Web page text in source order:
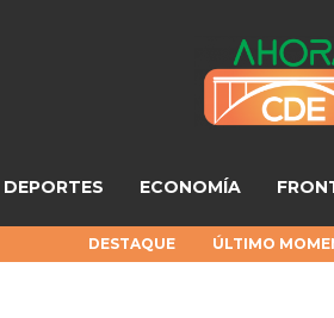
DEPORTES ECONOMÍA
DESTAQUE ÚLTIMO